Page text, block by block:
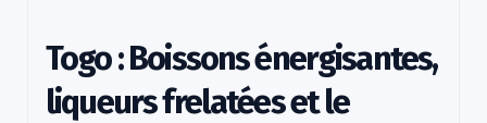
Togo : Boissons énergisantes,
liqueurs frelatées et le